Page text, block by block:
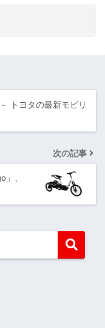
トヨタの最新モビリ
次の記事
、